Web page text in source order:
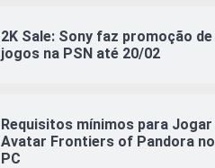
2K Sale: Sony faz promoção de
jogos na PSN até 20/02
Requisitos mínimos para Jogar
Avatar Frontiers of Pandora no
PC